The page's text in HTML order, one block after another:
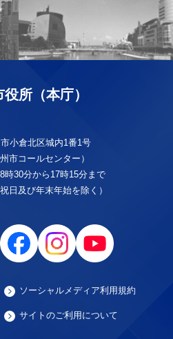
所（本庁）
小倉北区城内1番1号
市コールセンター）
時30分から17時15分まで
日及び年末年始を除く）
ソーシャルメディア利用規約
サイトのご利用について